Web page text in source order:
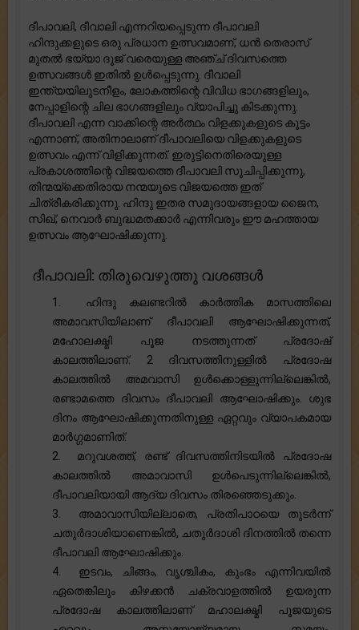
ദീപാവലി, ദീവാലി എന്നറിയപ്പെടുന്ന ദീപാവലി
ഹിന്ദുക്കളുടെ ഒരു പ്രധാന ഉത്സവമാണ്, ധൻ തെരാസ്
മുതൽ ഭയ്യാ ദൂജ് വരെയുള്ള അഞ്ച് ദിവസത്തെ
ഉത്സവങ്ങൾ ഇതിൽ ഉൾപ്പെടുന്നു. ദീവാലി
ഇന്ത്യയിലുടനീളം, ലോകത്തിന്റെ വിവിധ ഭാഗങ്ങളിലും,
നേപ്പാളിന്റെ ചില ഭാഗങ്ങളിലും വ്യാപിച്ചു കിടക്കുന്നു.
ദീപാവലി എന്ന വാക്കിന്റെ അർത്ഥം വിളക്കുകളുടെ കൂട്ടം
എന്നാണ്, അതിനാലാണ് ദീപാവലിയെ വിളക്കുകളുടെ
ഉത്സവം എന്ന് വിളിക്കുന്നത്. ഇരുട്ടിനെതിരെയുള്ള
പ്രകാശത്തിന്റെ വിജയത്തെ ദീപാവലി സൂചിപ്പിക്കുന്നു,
തിന്മയ്ക്കെതിരായ നന്മയുടെ വിജയത്തെ ഇത്
ചിത്രീകരിക്കുന്നു. ഹിന്ദു ഇതര സമുദായങ്ങളായ ജൈന,
സിഖ്, നെവാർ ബുദ്ധമതക്കാർ എന്നിവരും ഈ മഹത്തായ
ഉത്സവം ആഘോഷിക്കുന്നു.
ദീപാവലി: തിരുവെഴുത്തു വശങ്ങൾ
1. ഹിന്ദു കലണ്ടറിൽ കാർത്തിക മാസത്തിലെ
അമാവസിയിലാണ് ദീപാവലി ആഘോഷിക്കുന്നത്,
മഹോലക്ഷ്മി പൂജ നടത്തുന്നത് പ്രദോഷ്
കാലത്തിലാണ്. 2 ദിവസത്തിനുള്ളിൽ പ്രദോഷ
കാലത്തിൽ അമവാസി ഉൾക്കൊള്ളുന്നില്ലെങ്കിൽ,
രണ്ടാമത്തെ ദിവസം ദീപാവലി ആഘോഷിക്കും. ശുഭ
ദിനം ആഘോഷിക്കുന്നതിനുള്ള ഏറ്റവും വ്യാപകമായ
മാർഗ്ഗമാണിത്.
2. മറുവശത്ത്, രണ്ട് ദിവസത്തിനിടയിൽ പ്രദോഷ
കാലത്തിൽ അമാവാസി ഉൾപെടുന്നില്ലെങ്കിൽ,
ദീപാവലിയായി ആദ്യ ദിവസം തിരഞ്ഞെടുക്കും.
3. അമാവാസിയില്ലാതെ, പ്രതിപാഠയെ തുടർ‌ന്ന്‌
ചതുർ‌ദാശിയാണെങ്കിൽ‌, ചതുർ‌ദാശി ദിനത്തിൽ‌ തന്നെ
ദീപാവലി ആഘോഷിക്കും.
4. ഇടവം, ചിങ്ങം, വൃശ്ചികം, കുംഭം എന്നിവയിൽ
ഏതെങ്കിലും കിഴക്കൻ ചക്രവാളത്തിൽ ഉയരുന്ന
പ്രദോഷ കാലത്തിലാണ് മഹാലക്ഷ്മി പൂജയുടെ